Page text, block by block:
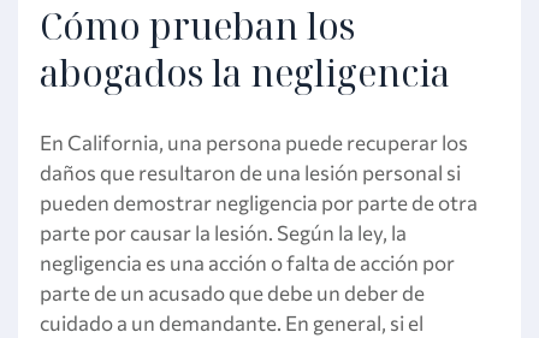
Cómo prueban los
abogados la negligencia
En California, una persona puede recuperar los
daños que resultaron de una lesión personal si
pueden demostrar negligencia por parte de otra
parte por causar la lesión. Según la ley, la
negligencia es una acción o falta de acción por
parte de un acusado que debe un deber de
cuidado a un demandante. En general, si el